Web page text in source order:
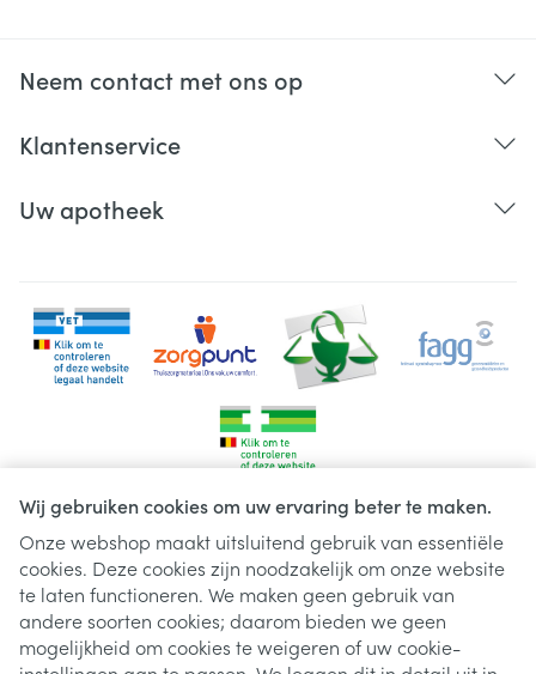
Wij gebruiken cookies om uw ervaring beter te maken.
Onze webshop maakt uitsluitend gebruik van essentiële
cookies. Deze cookies zijn noodzakelijk om onze website
te laten functioneren. We maken geen gebruik van
andere soorten cookies; daarom bieden we geen
mogelijkheid om cookies te weigeren of uw cookie-
Neem contact met ons op
Klantenservice
Uw apotheek
Juridische links